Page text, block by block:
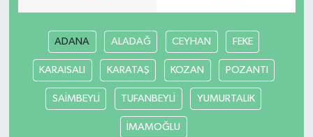
ADANA ALADAĞ CEYHAN FEKE
KARAISALI KARATAŞ KOZAN POZANTI
SAİMBEYLİ TUFANBEYLİ YUMURTALIK
İMAMOĞLU